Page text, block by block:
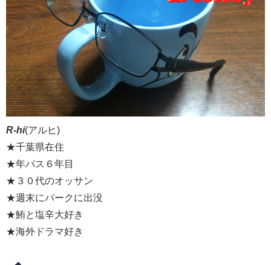
R-hi(アルヒ)
★千葉県在住
★年パス６年目
★３０代のオッサン
★週末にパークに出没
★鮪と塩辛大好き
★海外ドラマ好き